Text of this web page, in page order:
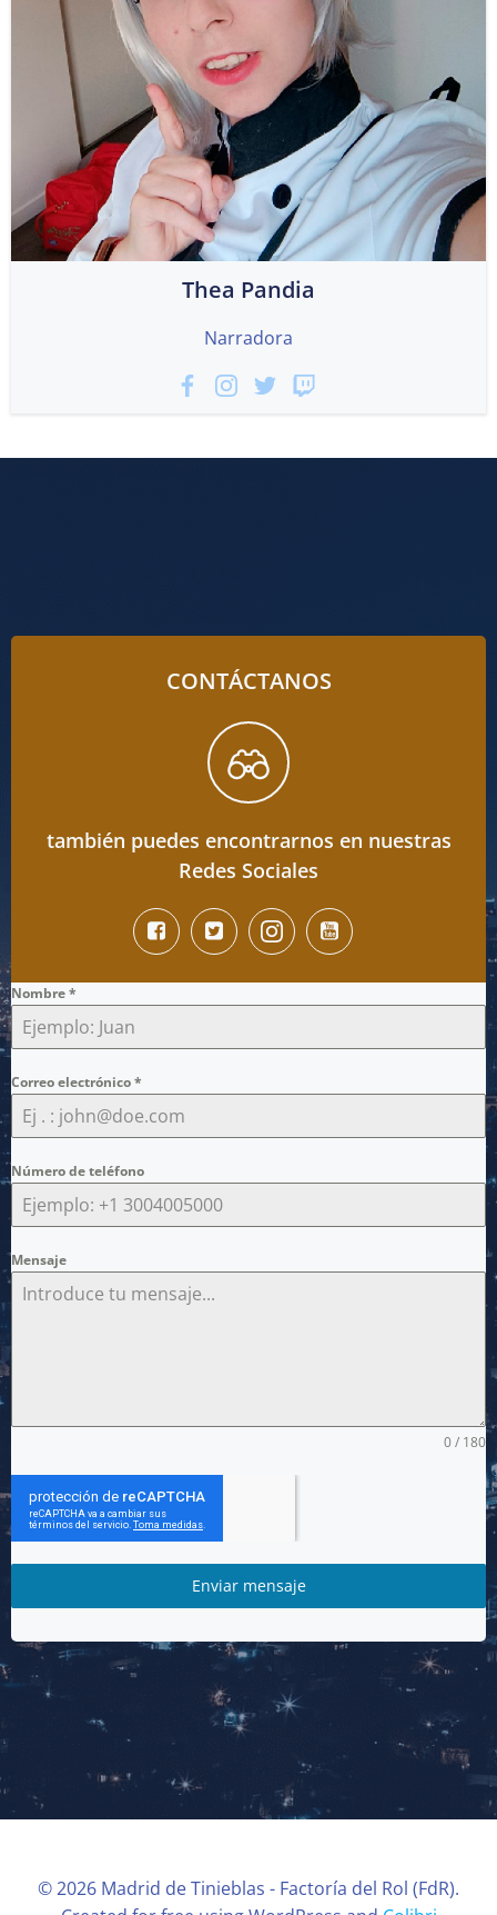
Thea Pandia
Narradora
CONTÁCTANOS
también puedes encontrarnos en nuestras
Redes Sociales
Nombre*
Correo electrónico*
Número de teléfono
Mensaje
0 / 180
Enviar mensaje
© 2026 Madrid de Tinieblas - Factoría del Rol (FdR).